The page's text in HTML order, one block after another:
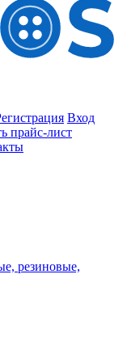
Вход
прайс-лист
резиновые,